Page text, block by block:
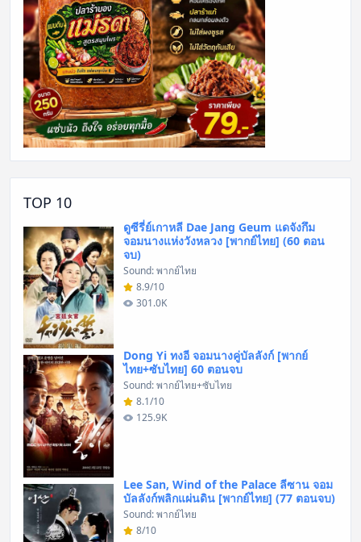
TOP 10
ดูซีรี่ย์เกาหลี Dae Jang Geum แดจังกึม
จอมนางแห่งวังหลวง [พากย์ไทย] (60 ตอน
จบ)
Sound: พากย์ไทย
8.9/10
301.0K
Dong Yi ทงอี จอมนางคู่บัลลังก์ [พากย์
ไทย+ซับไทย] 60 ตอนจบ
Sound: พากย์ไทย+ซับไทย
8.1/10
125.9K
Lee San, Wind of the Palace ลีซาน จอม
บัลลังก์พลิกแผ่นดิน [พากย์ไทย] (77 ตอนจบ)
Sound: พากย์ไทย
8/10